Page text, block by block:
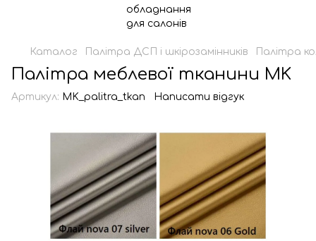
Каталог Палітра ДСП і шкірозамінників Палітра
Палітра меблевої тканини MK
Артикул: MK_palitra_tkan Написати відгук